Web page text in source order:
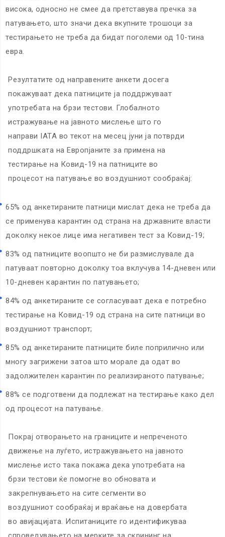
висока, односно не смее да претставува пречка за
патувањето, што значи дека вкупните трошоци за
тестирањето не треба да бидат поголеми од 10-тина
евра.
Резултатите од направените анкети досега
покажуваат дека патниците ја поддржуваат
употребата на брзи тестови. Глобалното
истражување на јавното мислење што го
направи IATA во текот на месец јуни ја потврди
поддршката на Европјаните за примена на
тестирање на Ковид-19 на патниците во
процесот на патување во воздушниот сообраќај:
65% од анкетираните патници мислат дека не треба да
се применува карантин од страна на државните власти
доколку некое лице има негативен тест за Ковид-19;
83% од патниците воопшто не би размислувале да
патуваат повторно доколку тоа вклучува 14-дневен или
10-дневен карантин по патувањето;
84% од анкетираните се согласуваат дека е потребно
тестирање на Ковид-19 од страна на сите патници во
воздушниот транспорт;
85% од анкетираните патниците биле поприлично или
многу загрижени затоа што морале да одат во
задолжителен карантин по реализираното патување;
88% се подготвени да подлежат на тестирање како дел
од процесот на патување.
Покрај отворањето на границите и непреченото
движење на луѓето, истражувањето на јавното
мислење исто така покажа дека употребата на
брзи тестови ќе помогне во обновата и
закрепнувањето на сите сегменти во
воздушниот сообраќај и враќање на довербата
во авијацијата. Испитаниците го идентификуваа